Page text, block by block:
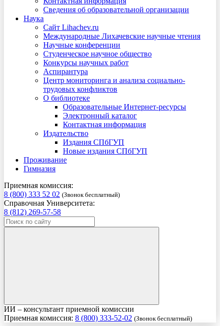
Сведения об образовательной организации
Наука
Сайт Lihachev.ru
Международные Лихачевские научные чтения
Научные конференции
Студенческое научное общество
Конкурсы научных работ
Аспирантура
Центр мониторинга и анализа социально-
трудовых конфликтов
О библиотеке
Образовательные Интернет-ресурсы
Электронный каталог
Контактная информация
Издательство
Издания СПбГУП
Новые издания СПбГУП
Проживание
Гимназия
Приемная комиссия:
8 (800) 333 52 02 (Звонок бесплатный)
Справочная Университета:
8 (812) 269-57-58
ИИ – консультант приемной комиссии
Приемная комиссия: 8 (800) 333-52-02 (Звонок бесплатный)